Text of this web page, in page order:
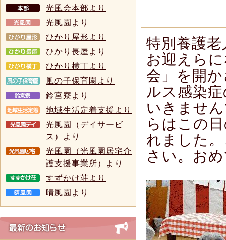
光風会本部より
光風園より
ひかり屋形より
ひかり長屋より
ひかり横丁より
風の子保育園より
鈴宮寮より
地域生活定着支援より
光風園（デイサービ
ス）より
光風園（光風園居宅介
護支援事業所）より
すずかけ荘より
晴風園より
特別養護
お迎えら
会」を開
ルス感染
いきませ
らはこの
れました
さい。お